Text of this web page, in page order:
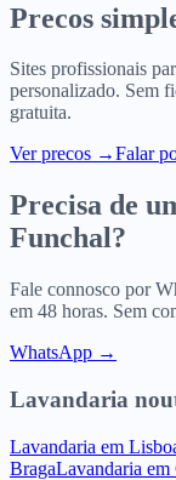
Precos
Sites profissionais
personalizado. Sem
gratuita.
Ver precos →Falar
Precisa de
Funchal?
Fale connosco por
em 48 horas. Sem
WhatsApp →
Lavandaria
Lavandaria em
BragaLavandaria em